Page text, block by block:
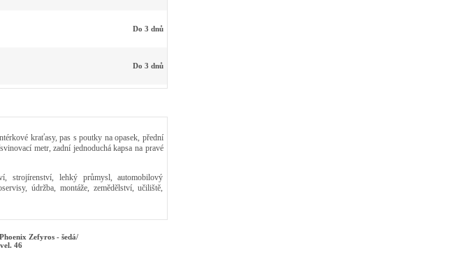
Do 3 dnů
Do 3 dnů
kraťasy, pas s poutky na opasek, přední
metr, zadní jednoduchá kapsa na pravé
strojírenství, lehký průmysl, automobilový
údržba, montáže, zemědělství, učiliště,
Zefyros - šedá/
46